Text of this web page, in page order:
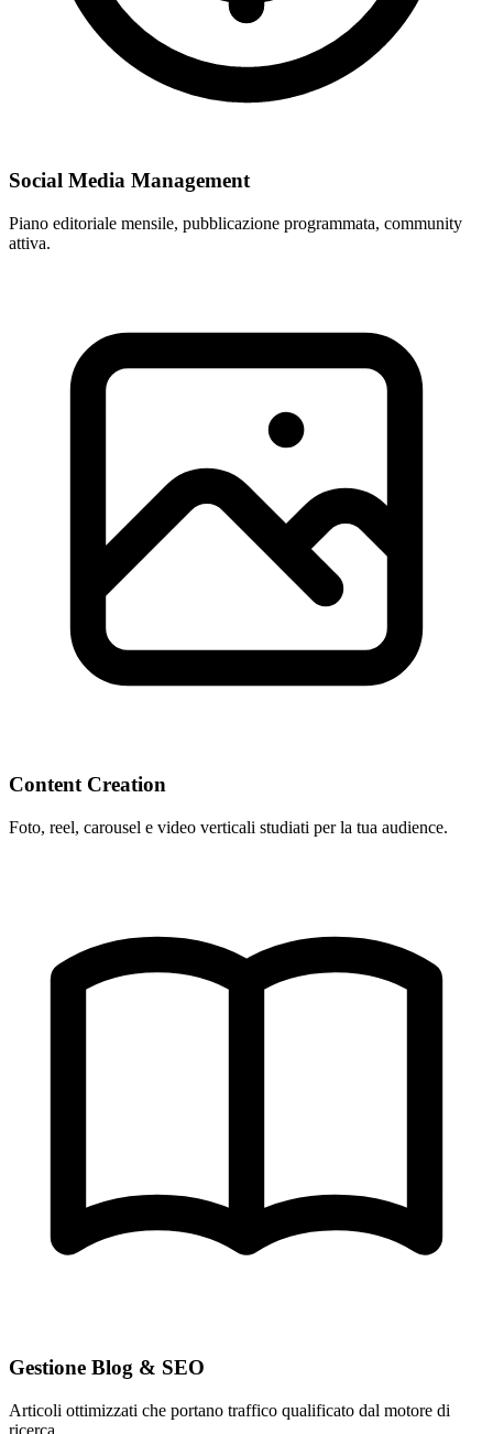
Social Media Management
Piano editoriale mensile, pubblicazione programmata, community
attiva.
Content Creation
Foto, reel, carousel e video verticali studiati per la tua audience.
Gestione Blog & SEO
Articoli ottimizzati che portano traffico qualificato dal motore di
ricerca.